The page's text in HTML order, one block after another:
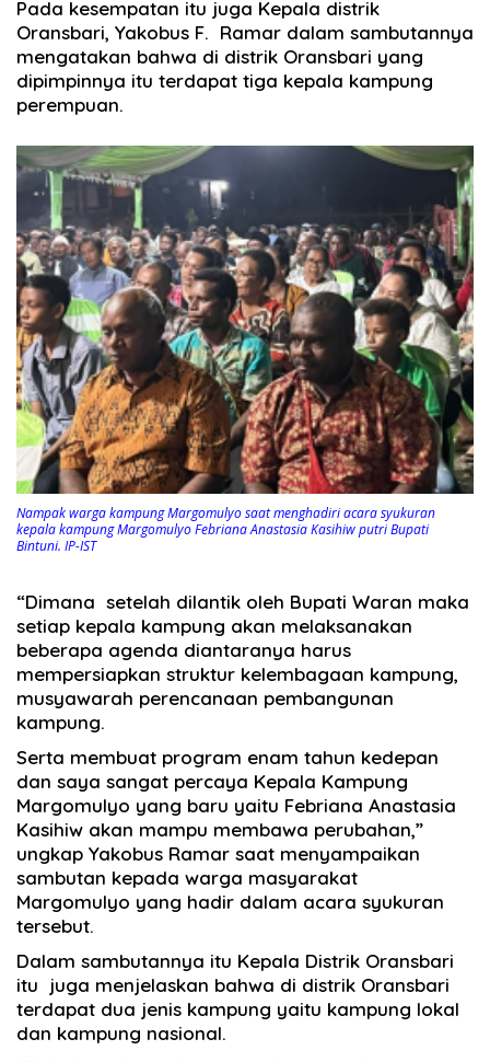
Pada kesempatan itu juga Kepala distrik
Oransbari, Yakobus F. Ramar dalam sambutannya
mengatakan bahwa di distrik Oransbari yang
dipimpinnya itu terdapat tiga kepala kampung
perempuan.
Nampak warga kampung Margomulyo saat menghadiri acara syukuran
kepala kampung Margomulyo Febriana Anastasia Kasihiw putri Bupati
Bintuni. IP-IST
“Dimana setelah dilantik oleh Bupati Waran maka
setiap kepala kampung akan melaksanakan
beberapa agenda diantaranya harus
mempersiapkan struktur kelembagaan kampung,
musyawarah perencanaan pembangunan
kampung.
Serta membuat program enam tahun kedepan
dan saya sangat percaya Kepala Kampung
Margomulyo yang baru yaitu Febriana Anastasia
Kasihiw akan mampu membawa perubahan,”
ungkap Yakobus Ramar saat menyampaikan
sambutan kepada warga masyarakat
Margomulyo yang hadir dalam acara syukuran
tersebut.
Dalam sambutannya itu Kepala Distrik Oransbari
itu juga menjelaskan bahwa di distrik Oransbari
terdapat dua jenis kampung yaitu kampung lokal
dan kampung nasional.